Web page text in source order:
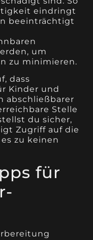
eindringt
beeinträchtigt
um
zu minimieren.
dass
Kinder und
abschließbarer
Stelle
du sicher,
Zugriff auf die
zu keinen
für